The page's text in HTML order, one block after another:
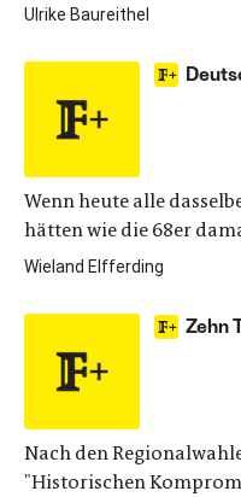
Ulrike Baureithel
Wenn heute alle
hätten wie die 68er
Wieland Elfferding
Zehn
Nach den
"Historischen